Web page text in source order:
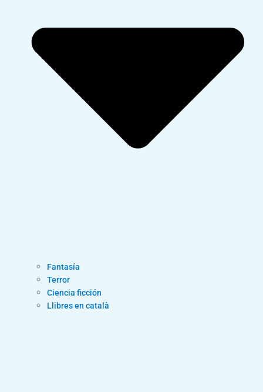
Fantasía
Terror
Ciencia ficción
Llibres en català